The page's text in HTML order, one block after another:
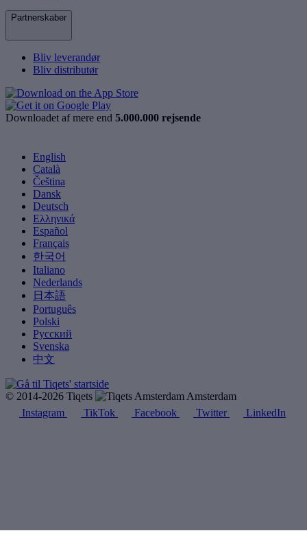
Partnerskaber
Bliv leverandør
Bliv distributør
Downloadet af mere end 5.000.000 rejsende
English
Català
Čeština
Dansk
Deutsch
Ελληνικά
Español
Français
한국어
Italiano
Nederlands
日本語
Português
Polski
Русский
Svenska
中文
© 2014-2026 Tiqets
Amsterdam
Instagram
TikTok Facebook Twitter LinkedIn